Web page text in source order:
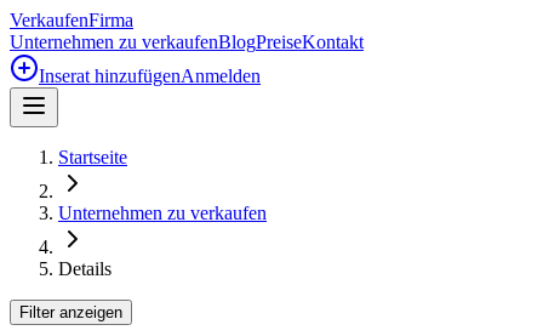
VerkaufenFirma
Unternehmen zu verkaufenBlogPreiseKontakt
Inserat hinzufügenAnmelden
Startseite
Unternehmen zu verkaufen
Details
Filter anzeigen